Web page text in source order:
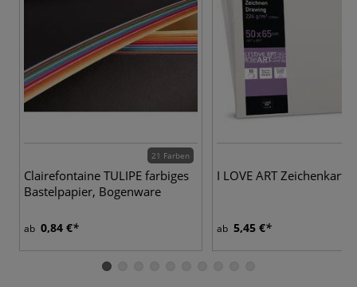
21 Farben
Clairefontaine TULIPE farbiges
Bastelpapier, Bogenware
ab 0,84 €
I LOVE ART
ab 5,45 €